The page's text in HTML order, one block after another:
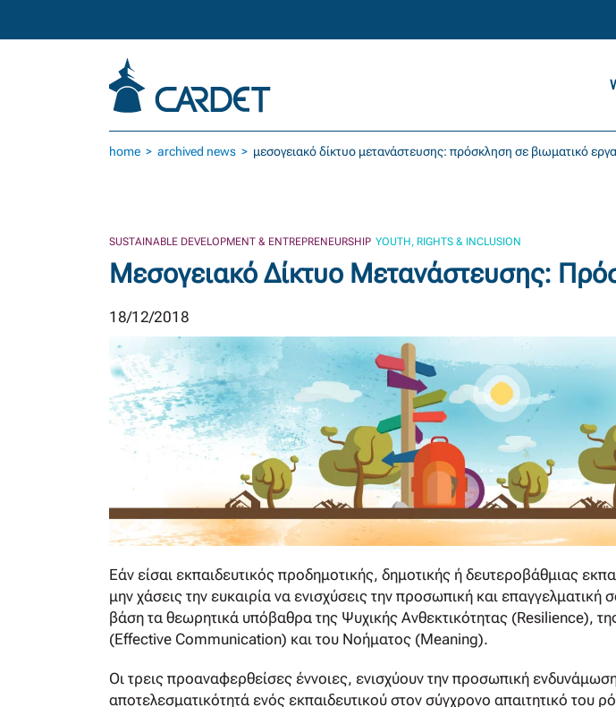
Skip to main content
home archived news μεσογειακό δίκτυο μετανάστευσης: πρόσκληση σε βιωματικό
SUSTAINABLE DEVELOPMENT & ENTREPRENEURSHIP YOUTH, RIGHTS & INCLUSION
Μεσογειακό Δίκτυο Μετανάστευσης:
18/12/2018
Εάν είσαι εκπαιδευτικός προδημοτικής, δημοτικής ή δευτεροβάθμιας
μην χάσεις την ευκαιρία να ενισχύσεις την προσωπική και επαγγελματική
βάση τα θεωρητικά υπόβαθρα της Ψυχικής Ανθεκτικότητας (Resilience),
(Effective Communication) και του Νοήματος (Μeaning).
Οι τρεις προαναφερθείσες έννοιες, ενισχύουν την προσωπική
αποτελεσματικότητά ενός εκπαιδευτικού στον σύγχρονο απαιτητικό του